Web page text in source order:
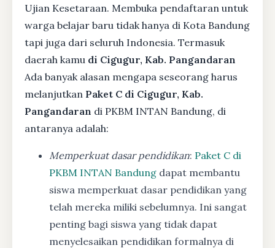
Ujian Kesetaraan. Membuka pendaftaran untuk
warga belajar baru tidak hanya di Kota Bandung
tapi juga dari seluruh Indonesia. Termasuk
daerah kamu di Cigugur, Kab. Pangandaran
Ada banyak alasan mengapa seseorang harus
melanjutkan Paket C di Cigugur, Kab.
Pangandaran di PKBM INTAN Bandung, di
antaranya adalah:
Memperkuat dasar pendidikan: Paket C di
PKBM INTAN Bandung dapat membantu
siswa memperkuat dasar pendidikan yang
telah mereka miliki sebelumnya. Ini sangat
penting bagi siswa yang tidak dapat
menyelesaikan pendidikan formalnya di